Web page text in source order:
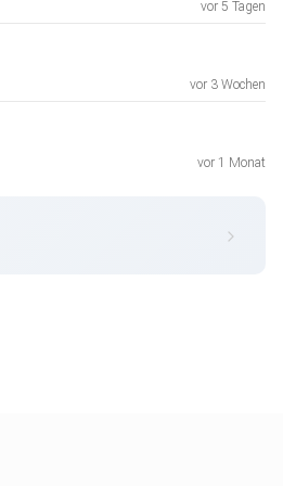
vor 5 Tagen
vor 3 Wochen
vor 1 Monat